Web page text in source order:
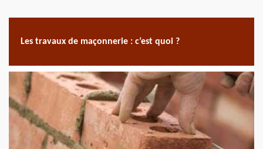
Les travaux de maçonnerie : c’est quoi ?